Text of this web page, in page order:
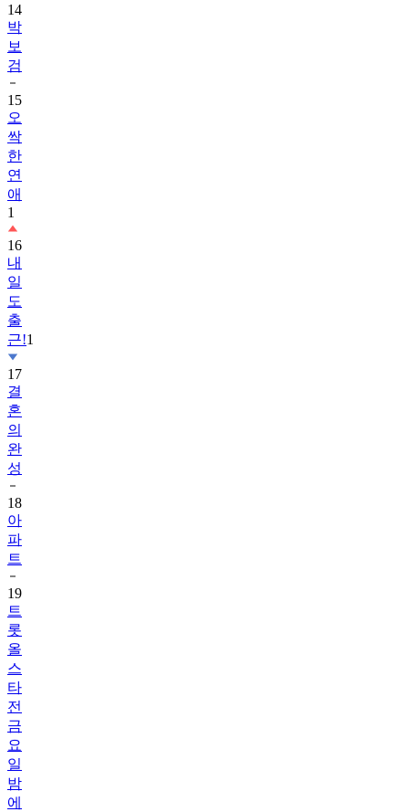
14
박
보
검
15
오
싹
한
연
애
1
16
내
일
도
출
근!1
17
결
혼
의
완
성
18
아
파
트
19
트
롯
올
스
타
전
금
요
일
밤
에